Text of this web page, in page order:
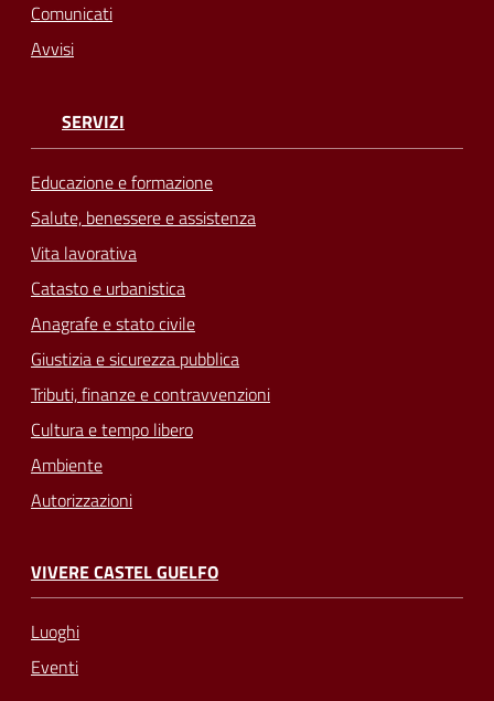
Comunicati
Avvisi
SERVIZI
Educazione e formazione
Salute, benessere e assistenza
Vita lavorativa
Catasto e urbanistica
Anagrafe e stato civile
Giustizia e sicurezza pubblica
Tributi, finanze e contravvenzioni
Cultura e tempo libero
Ambiente
Autorizzazioni
VIVERE CASTEL GUELFO
Luoghi
Eventi